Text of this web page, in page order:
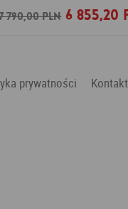
790,00 PLN6 855,20
Dodaj do
prywatności
Kontakt